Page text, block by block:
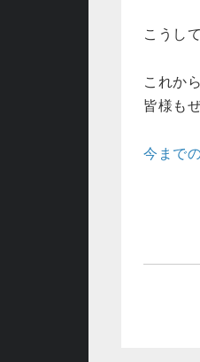
こうし
これか
皆様も
今まで